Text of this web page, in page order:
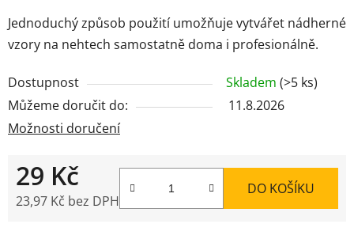
Jednoduchý způsob použití umožňuje vytvářet nádherné
vzory na nehtech samostatně doma i profesionálně.
Dostupnost Skladem (>5 ks)
Můžeme doručit do:
11.8.2026
Možnosti doručení
29 Kč
23,97 Kč bez DPH
DO KOŠÍKU